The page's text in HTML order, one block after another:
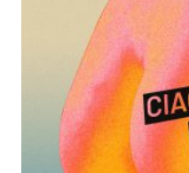
Repliche
Podcast
3xTe
Interviste
Playlist